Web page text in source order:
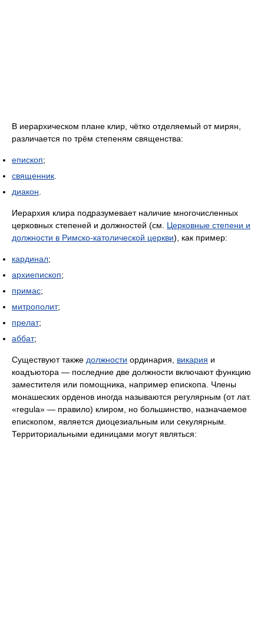
В иерархическом плане клир, чётко отделяемый от мирян,
различается по трём степеням священства:
епископ;
священник
диакон
Иерархия клира подразумевает наличие многочисленных
церковных степеней и должностей (см. Церковные степени и
должности в Римско-католической церкви), как пример:
кардинал;
архиепископ;
примас;
митрополит;
прелат;
аббат;
Существуют также должности ординария, викария и
коадъютора — последние две должности включают функцию
заместителя или помощника, например епископа. Члены
монашеских орденов иногда называются регулярным (от лат.
«regula» — правило) клиром, но большинство, назначаемое
епископом, является диоцезиальным или секулярным.
Территориальными единицами могут являться: